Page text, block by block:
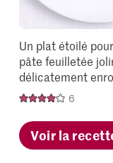
Un plat étoilé
pâte feuilletée
délicatement
6
Voir la